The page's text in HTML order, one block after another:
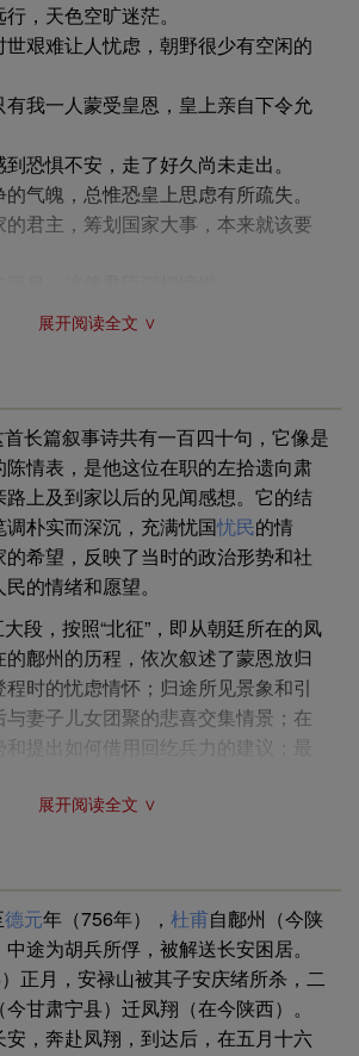
，天色空旷迷茫。
艰难让人忧虑，朝野很少有空闲的
我一人蒙受皇恩，皇上亲自下令允
恐惧不安，走了好久尚未走出。
气魄，总惟恐皇上思虑有所疏失。
君主，筹划国家大事，本来就该要
但仍恋念凤翔行宫，走在路上仍然神
我的忧虑何时才能结束啊！
间小路，不见人烟，到处一片萧
很多都是带着创伤，痛苦呻吟，有的
傍晚时，旗帜还忽隐忽现。
山，屡屡发现战士喂马饮水的泉源水
，吼啸声震山谷，苍崖好像会崩裂
石道上留下了古代的车辙。
乱细小，到处混杂生长着橡树和山
的黑得像点点的生漆。
无论是甜的或苦的，全都结了果
加想到自己生活的世界真是太差
，山岩山谷交相出没。
我的仆人还落后在坡上（回头看，因
展开阅读全文 ∨
首长篇叙事诗共有一百四十句，它像是
情表，是他这位在职的左拾遗向肃
上及到家以后的见闻感想。它的结
朴实而深沉，充满忧国忧民的情
希望，反映了当时的政治形势和社
的情绪和愿望。
，按照“北征”，即从朝廷所在的凤
鄜州的历程，依次叙述了蒙恩放归
时的忧虑情怀；归途所见景象和引
妻子儿女团聚的悲喜交集情景；在
提出如何借用回纥兵力的建议；最
对肃宗中兴的期望。这首诗像上表的
，次叙征途的观感，再述家室的情
，而归结到歌功颂德。这一结构合
，顺理成章，而见美刺。读者不难看
陈情表的构思，是出于他“奉儒守
裁伪体”的创作要求，更凝聚着他与
共的深厚感情。
展开阅读全文 ∨
德元年（756年）， 杜甫自鄜州（今陕
途为胡兵所俘，被解送长安困居。
正月，安禄山被其子安庆绪所杀，二
甘肃宁县）迁凤翔（在今陕西）。
安，奔赴凤翔，到达后，在五月十六